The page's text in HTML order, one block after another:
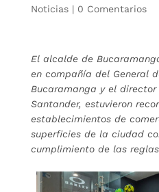
Noticias| 0 Comentarios
El alcalde de
en compañía del General
Bucaramanga y el
Santander, estuvieron
establecimientos de
superficies de la ciudad
cumplimiento de las